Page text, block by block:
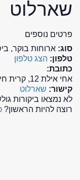
שארלוט
פרטים נוספים
סוג: ארוחות בוקר,
טלפון: הצג טלפון
כתובת:
אחי אילת 12, קרית חיים
קישור: שארלוט
לא נמצאו ביקורות
רוצה להיות הראשון?